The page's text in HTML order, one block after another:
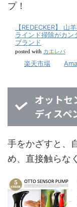
プ！
【REDECKER】
ラインド掃除がカン
ブランド
posted with カエレバ
楽天市場
オットセ
ディスペ
手をかざすと、
め、直接触らな